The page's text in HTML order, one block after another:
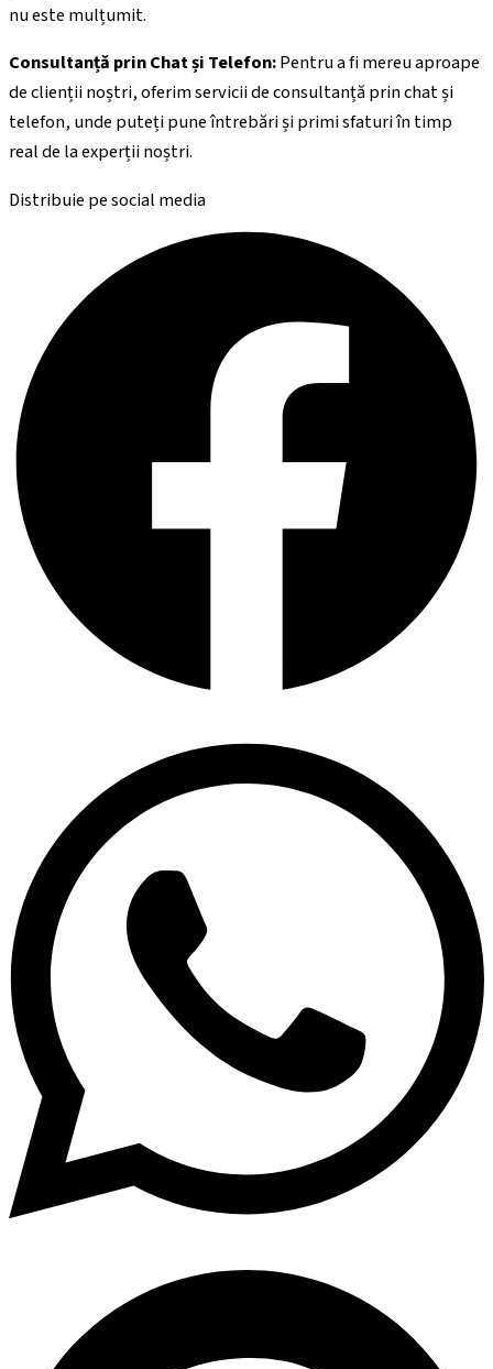
nu este mulțumit.
Consultanță prin Chat și Telefon:Pentru a fi mereu aproape
de clienții noștri, oferim servicii de consultanță prin chat și
telefon, unde puteți pune întrebări și primi sfaturi în timp
real de la experții noștri.
Distribuie pe social media